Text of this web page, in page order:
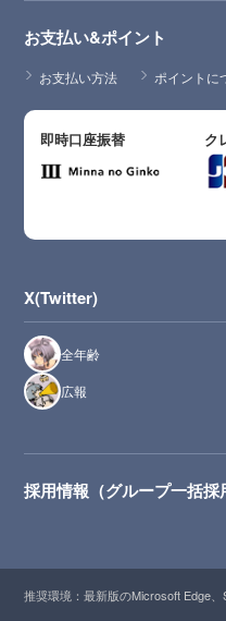
お支払い&ポイント
お支払い方法 ポイントに
即時口座振替 ク
X(Twitter)
全年齢
広報
採用情報（グループ一括採
推奨環境：最新版のMicrosoft Edge